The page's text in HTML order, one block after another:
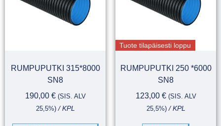
RUMPUPUTKI 315*8000
SN8
190,00 € (SIS. ALV
25,5%)/ KPL
Tuote tilapäisesti loppu
RUMPUPUTKI 250 *6000
SN8
123,00 € (SIS. ALV
25,5%)/ KPL